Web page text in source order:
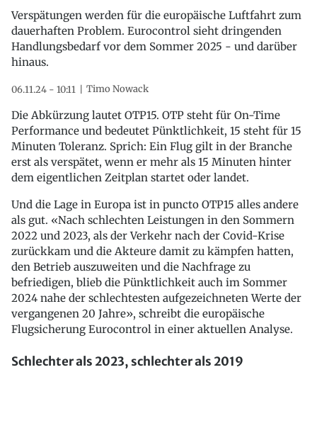
Verspätungen werden für die europäische Luftfahrt zum
dauerhaften Problem. Eurocontrol sieht dringenden
Handlungsbedarf vor dem Sommer 2025 - und darüber
hinaus.
06.11.24 - 10:11 Timo Nowack
Die Abkürzung lautet OTP15. OTP steht für On-Time
Performance und bedeutet Pünktlichkeit, 15 steht für 15
Minuten Toleranz. Sprich: Ein Flug gilt in der Branche
erst als verspätet, wenn er mehr als 15 Minuten hinter
dem eigentlichen Zeitplan startet oder landet.
Und die Lage in Europa ist in puncto OTP15 alles andere
als gut. «Nach schlechten Leistungen in den Sommern
2022 und 2023, als der Verkehr nach der Covid-Krise
zurückkam und die Akteure damit zu kämpfen hatten,
den Betrieb auszuweiten und die Nachfrage zu
befriedigen, blieb die Pünktlichkeit auch im Sommer
2024 nahe der schlechtesten aufgezeichneten Werte der
vergangenen 20 Jahre», schreibt die europäische
Flugsicherung Eurocontrol in einer aktuellen Analyse.
Schlechter als 2023, schlechter als 2019